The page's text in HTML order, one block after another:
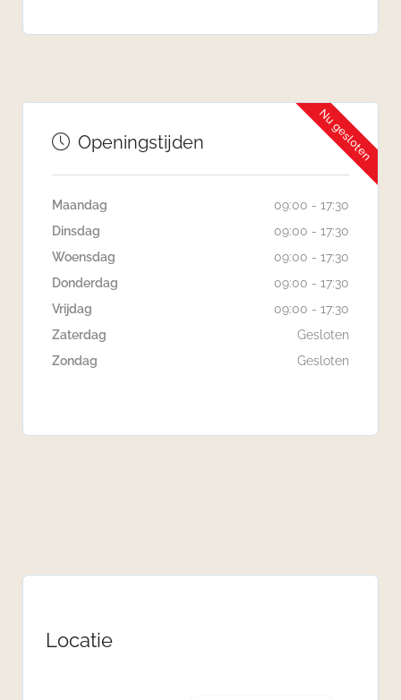
Nu gesloten
Openingstijden
Maandag
09:00 - 17:30
Dinsdag
09:00 - 17:30
Woensdag
09:00 - 17:30
Donderdag
09:00 - 17:30
Vrijdag
09:00 - 17:30
Zaterdag
Gesloten
Zondag
Gesloten
Locatie